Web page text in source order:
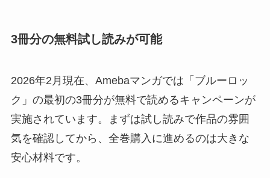
3冊分の無料試し読みが可能
2026年2月現在、Amebaマンガでは「ブルーロッ
ク」の最初の3冊分が無料で読めるキャンペーンが
実施されています。まずは試し読みで作品の雰囲
気を確認してから、全巻購入に進めるのは大きな
安心材料です。